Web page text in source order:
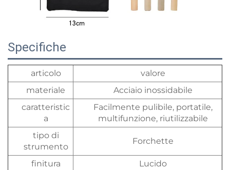
Specifiche
articolo
valore
materiale
Acciaio inossidabile
caratteristic
a
Facilmente pulibile, portatile,
multifunzione, riutilizzabile
tipo di
strumento
Forchette
finitura
Lucido